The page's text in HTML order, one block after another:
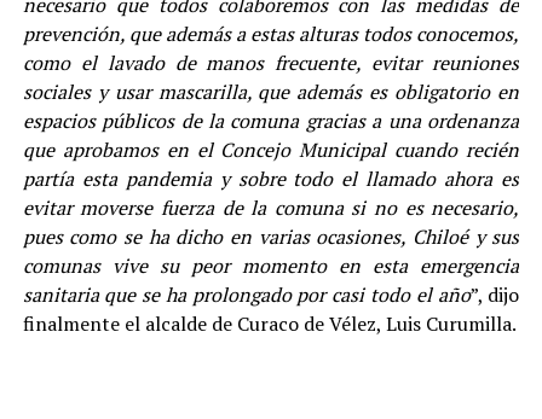
prevención, que además a estas alturas todos conocemos,
como el lavado de manos frecuente, evitar reuniones
sociales y usar mascarilla, que además es obligatorio en
espacios públicos de la comuna gracias a una ordenanza
que aprobamos en el Concejo Municipal cuando recién
partía esta pandemia y sobre todo el llamado ahora es
evitar moverse fuerza de la comuna si no es necesario,
pues como se ha dicho en varias ocasiones, Chiloé y sus
comunas vive su peor momento en esta emergencia
sanitaria que se ha prolongado por casi todo el año”, dijo
finalmente el alcalde de Curaco de Vélez, Luis Curumilla.